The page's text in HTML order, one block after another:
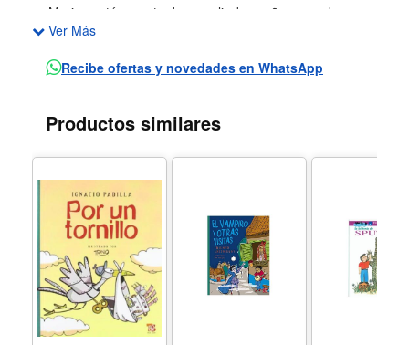
Marina está a punto de cumplir doce años cuando su
papá le presenta a Sara, su nueva novia, una mujer
sospechosamente perfecta. Con ayuda de sus
convierta en la temible madrastra de los cuentos.
Ver Más
Recibe ofertas y novedades en WhatsApp
Productos similares